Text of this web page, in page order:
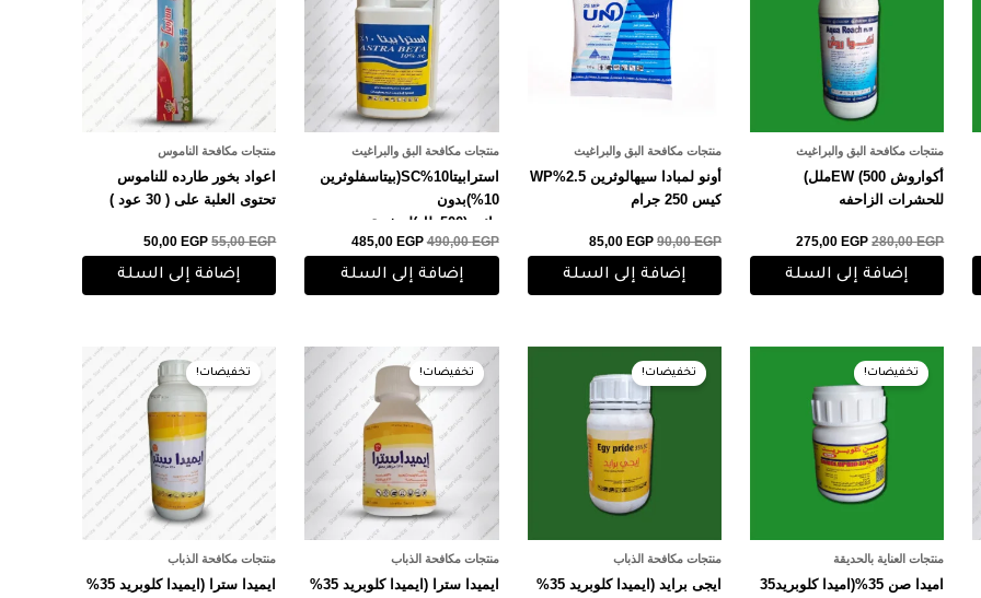
منتجات مكافحة البق والبراغيث
أكواروش EW (500ملل)
للحشرات الزاحفه
280,00EGP
275,00 EGP
إضافة إلى السلة
منتجات مكافحة البق والبراغيث
أونو لمبادا سيهالوثرين 2.5%WP
كيس 250 جرام
90,00EGP
85,00 EGP
إضافة إلى السلة
منتجات مكافحة البق والبراغيث
استرابيتا10%SC(بيتاسفلوثرين
10%)بدون
رائحه(500ملل)لحشرة
الصراصيروالنمل والبق
490,00EGP
485,00 EGP
إضافة إلى السلة
منتجات مكافحة الناموس
اعواد بخور طارده للناموس
تحتوى العلبة على ( 30 عود )
55,00EGP
50,00 EGP
إضافة إلى السلة
تخفيضات!
منتجات العناية بالحديقة
اميدا صن 35%(اميدا كلوبريد35
السعر
الأصلي
هو:
120,00 EGP.
السعر
تخفيضات!
منتجات مكافحة الذباب
ايجى برايد (ايميدا كلوبريد 35%
السعر
الأصلي
هو:
290,00 EGP.
السعر
تخفيضات!
منتجات مكافحة الذباب
ايميدا سترا (ايميدا كلوبريد 35%
السعر
الأصلي
هو:
120,00 EGP.
السعر
الحالي
هو:
115,00 EGP.
تخفيضات!
منتجات مكافحة الذباب
ايميدا سترا (ايميدا كلوبريد 35%
السعر
الأصلي
هو:
1.150,00 EGP.
السعر
الحالي
هو:
1.100,00 EGP.